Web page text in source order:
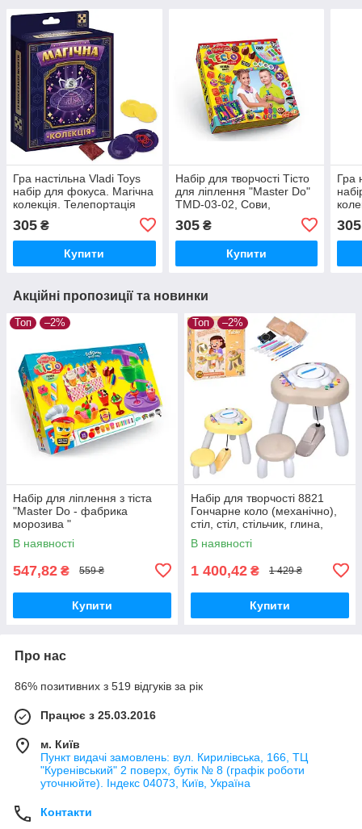
Гра настільна Vladi Toys
набір для фокуса. Магічна
колекція. Телепортація
305 ₴
Купити
Набір для творчості Тісто
для ліплення "Master Do"
TMD-03-02, Сови,
305₴
Купити
Гра
305
Акційні пропозиції та новинки
Топ –2%
Набір для ліплення з тіста
"Master Do - фабрика
морозива "
В наявності
547,82 ₴ 559 ₴
Купити
Топ –2%
Набір для творчості 8821
Гончарне коло (механічно),
стіл, стіл, стільчик, глина,
фарби, інструменти
В наявності
1 400,42 ₴ 1 429 ₴
Купити
Про нас
86% позитивних з 519 відгуків за рік
Працює з 25.03.2016
м. Київ
Пункт видачі замовлень: вул. Кирилівська, 166, ТЦ
"Куренівський" 2 поверх, бутік № 8 (графік роботи
уточнюйте). Індекс 04073, Київ, Україна
Контакти